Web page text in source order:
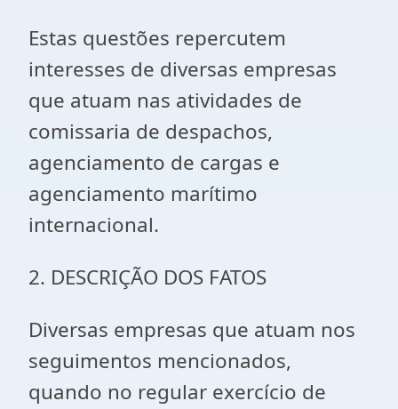
Estas questões repercutem
interesses de diversas empresas
que atuam nas atividades de
comissaria de despachos,
agenciamento de cargas e
agenciamento marítimo
internacional.
2. DESCRIÇÃO DOS FATOS
Diversas empresas que atuam nos
seguimentos mencionados,
quando no regular exercício de